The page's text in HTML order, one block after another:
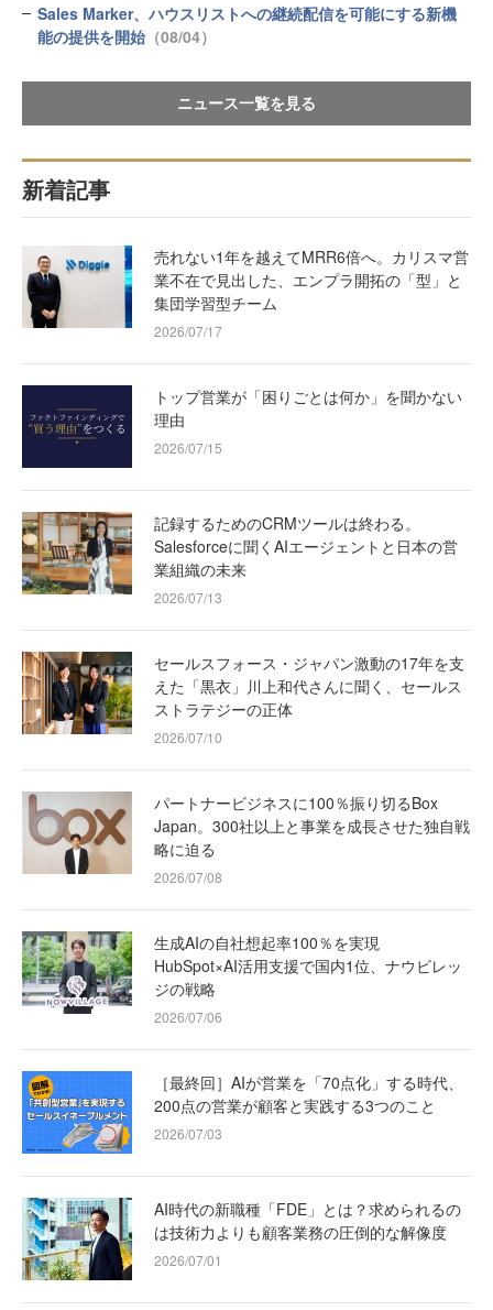
Sales Marker、ハウスリストへの継続配信を可能にする新機
能の提供を開始 （08/04）
ニュース一覧を見る
新着記事
売れない1年を越えてMRR6倍へ。カリスマ営
業不在で見出した、エンプラ開拓の「型」と
集団学習型チーム
2026/07/17
トップ営業が「困りごとは何か」を聞かない
理由
2026/07/15
記録するためのCRMツールは終わる。
Salesforceに聞くAIエージェントと日本の営
業組織の未来
2026/07/13
セールスフォース・ジャパン激動の17年を支
えた「黒衣」川上和代さんに聞く、セールス
ストラテジーの正体
2026/07/10
パートナービジネスに100％振り切るBox
Japan。300社以上と事業を成長させた独自戦
略に迫る
2026/07/08
生成AIの自社想起率100％を実現
HubSpot×AI活用支援で国内1位、ナウビレッ
ジの戦略
2026/07/06
［最終回］AIが営業を「70点化」する時代、
200点の営業が顧客と実践する3つのこと
2026/07/03
AI時代の新職種「FDE」とは？求められるの
は技術力よりも顧客業務の圧倒的な解像度
2026/07/01